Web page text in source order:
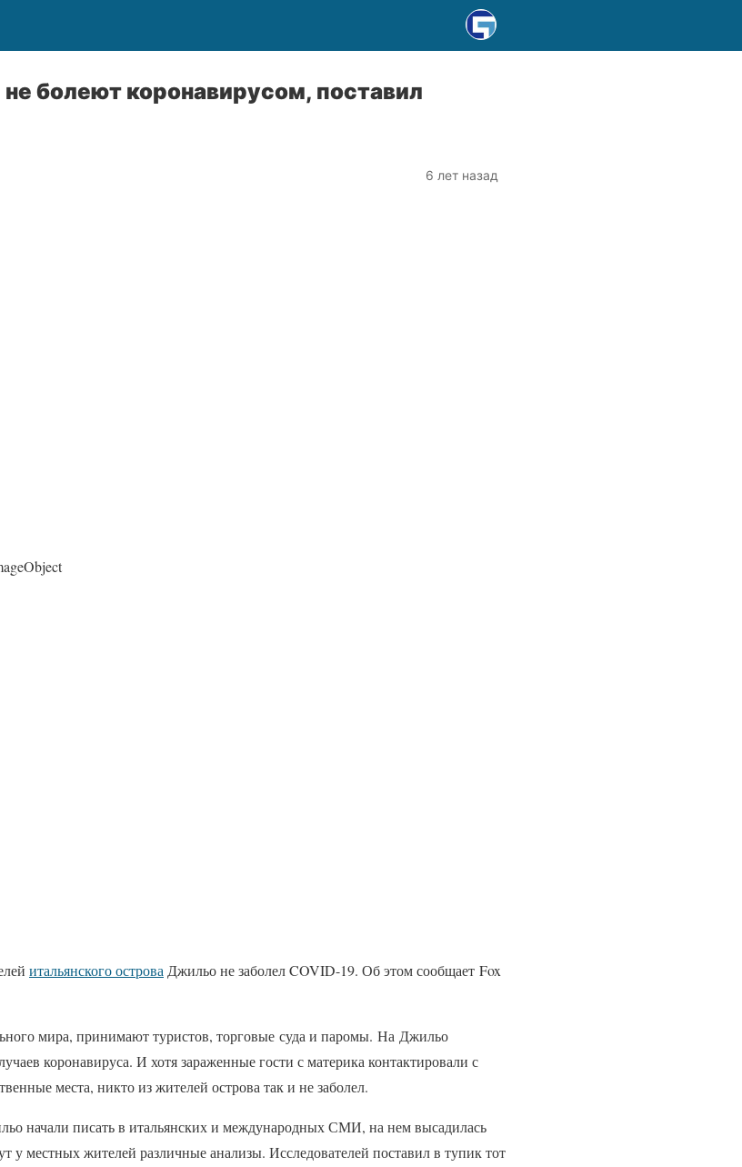
болеют коронавирусом, поставил
6 лет назад
итальянского острова Джильо не заболел COVID-19. Об этом сообщает Fox
мира, принимают туристов, торговые суда и паромы. На Джильо
коронавируса. И хотя зараженные гости с материка контактировали с
места, никто из жителей острова так и не заболел.
начали писать в итальянских и международных СМИ, на нем высадилась
у местных жителей различные анализы. Исследователей поставил в тупик тот